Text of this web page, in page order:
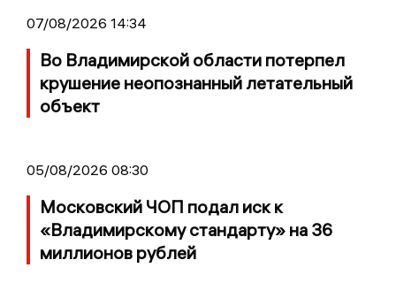
07/08/2026 14:34
Во Владимирской области потерпел
крушение неопознанный летательный
объект
05/08/2026 08:30
Московский ЧОП подал иск к
«Владимирскому стандарту» на 36
миллионов рублей